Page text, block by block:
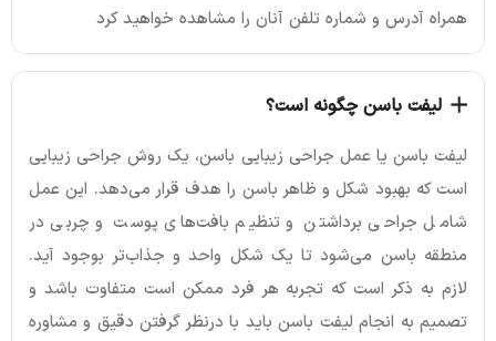
همراه آدرس و شماره تلفن آنان را مشاهده خواهید کرد
لیفت باسن چگونه است؟
لیفت باسن یا عمل جراحی زیبایی باسن، یک روش جراحی زیبایی
است که بهبود شکل و ظاهر باسن را هدف قرار می‌دهد. این عمل
شامل جراحی برداشتن و تنظیم بافت‌های پوست و چربی در
منطقه باسن می‌شود تا یک شکل واحد و جذاب‌تر بوجود آید.
لازم به ذکر است که تجربه هر فرد ممکن است متفاوت باشد و
تصمیم به انجام لیفت باسن باید با درنظر گرفتن دقیق و مشاوره